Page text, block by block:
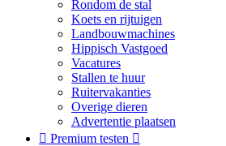
Rondom de stal
Koets en rijtuigen
Landbouwmachines
Hippisch Vastgoed
Vacatures
Stallen te huur
Ruitervakanties
Overige dieren
Advertentie plaatsen
 Premium testen 